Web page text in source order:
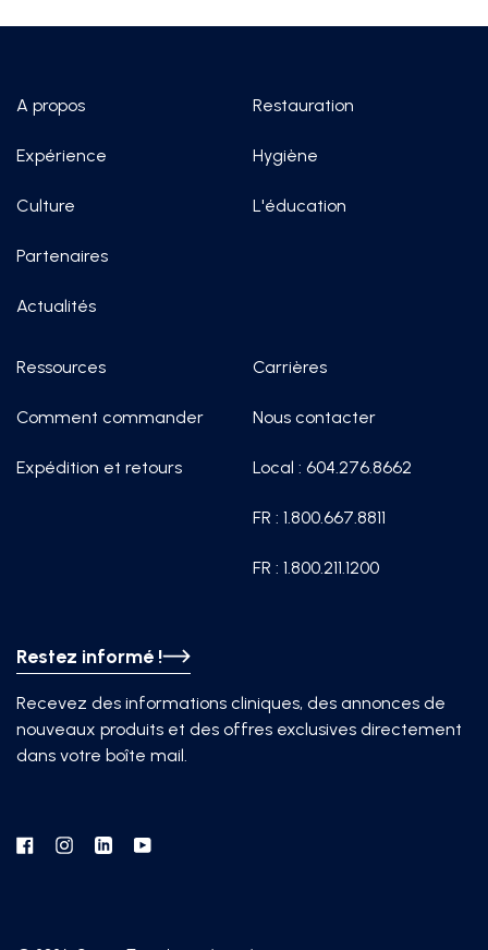
Restez informé !
Recevez des informations cliniques, des annonces de
nouveaux produits et des offres exclusives directement
dans votre boîte mail.
Facebook
Instagram
LinkedinYouTube
A propos
Expérience
Culture
Partenaires
Actualités
Restauration
Hygiène
L'éducation
Ressources
Comment commander
Expédition et retours
Carrières
Nous contacter
Local : 604.276.8662
FR : 1.800.667.8811
FR : 1.800.211.1200